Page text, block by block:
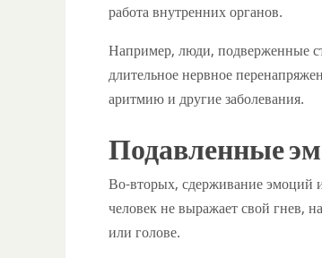
работа внутренних органов.
Например, люди, подверженные
длительное нервное
аритмию и другие заболевания.
Подавленные
Во-вторых, сдерживание эмоций
человек не выражает свой гнев,
или голове.